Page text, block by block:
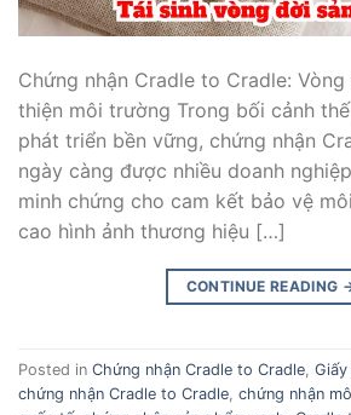
Chứng nhận Cradle to Cradle:
thiện môi trường Trong bối cảnh
phát triển bền vững, chứng nhận
ngày càng được nhiều doanh
minh chứng cho cam kết bảo vệ
cao hình ảnh thương hiệu […]
CONTINUE READING
Posted in Chứng nhận Cradle to Cradle
chứng nhận Cradle to Cradle chứng nhận